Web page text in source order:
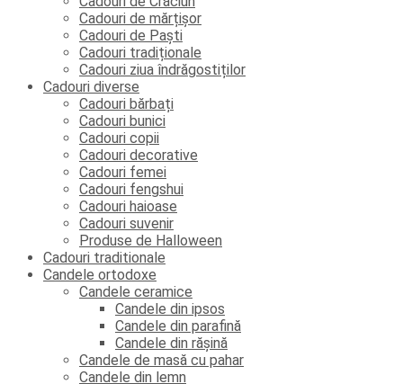
Cadouri de mărțișor
Cadouri de Paști
Cadouri tradiționale
Cadouri ziua îndrăgostiților
Cadouri diverse
Cadouri bărbați
Cadouri bunici
Cadouri copii
Cadouri decorative
Cadouri femei
Cadouri fengshui
Cadouri haioase
Cadouri suvenir
Produse de Halloween
Cadouri traditionale
Candele ortodoxe
Candele ceramice
Candele din ipsos
Candele din parafină
Candele din rășină
Candele de masă cu pahar
Candele din lemn